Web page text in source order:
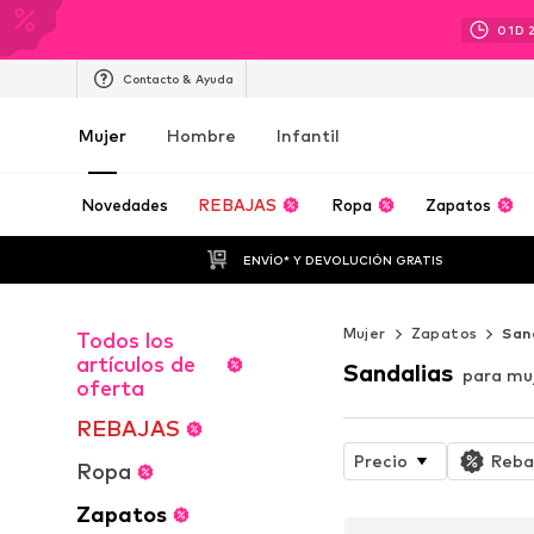
01D
Contacto & Ayuda
Mujer Hombre Infantil
Novedades REBAJAS Ropa Zapatos
ENVÍO* Y DEVOLUCIÓN GRATIS
Todos los
artículos de
oferta
REBAJAS
Ropa
Zapatos
Mujer Zapatos
Sandalias para
Precio